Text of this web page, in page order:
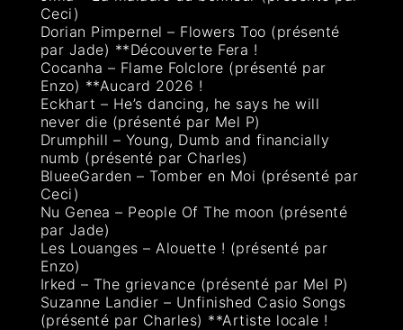
Ceci)
Dorian Pimpernel – Flowers Too (présenté
par Jade) **Découverte Fera !
Cocanha – Flame Folclore (présenté par
Enzo) **Aucard 2026 !
Eckhart – He’s dancing, he says he will
never die (présenté par Mel P)
Drumphill – Young, Dumb and financially
numb (présenté par Charles)
BlueeGarden – Tomber en Moi (présenté par
Ceci)
Nu Genea – People Of The moon (présenté
par Jade)
Les Louanges – Alouette ! (présenté par
Enzo)
Irked – The grievance (présenté par Mel P)
Suzanne Landier – Unfinished Casio Songs
(présenté par Charles) **Artiste locale !